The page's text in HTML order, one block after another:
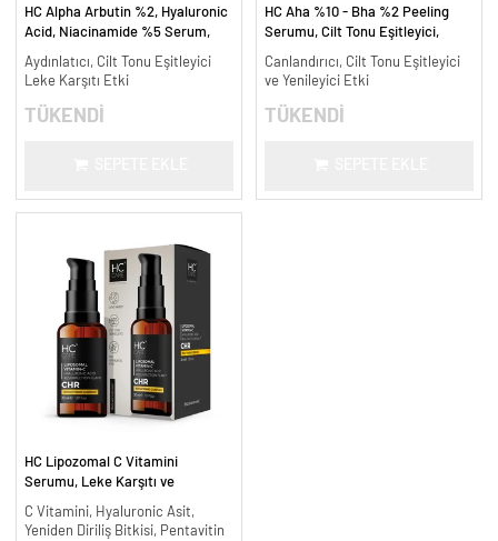
HC Alpha Arbutin %2, Hyaluronic
Acid, Niacinamide %5 Serum,
ml.
Aydınlatıcı, Cilt Tonu Eşitleyici
Leke Karşıtı Etki
TÜKENDİ
HC Aha %10 - Bha %2 Peeling
Serumu, Cilt Tonu Eşitleyici,
Canlandırıcı, Cilt Tonu Eşitleyici
ve Yenileyici Etki
TÜKENDİ
HC Lipozomal C Vitamini
Serumu, Leke Karşıtı ve
C Vitamini, Hyaluronic Asit,
Yeniden Diriliş Bitkisi, Pentavitin